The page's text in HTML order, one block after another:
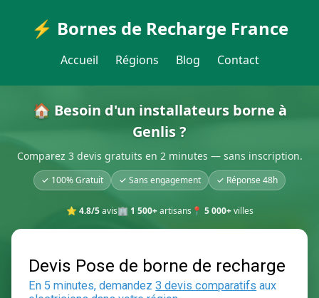
⚡ Bornes de Recharge France
Accueil Régions Blog Contact
🏠 Besoin d'un installateurs borne à
Genlis ?
Comparez 3 devis gratuits en 2 minutes — sans inscription.
✓ 100% Gratuit ✓ Sans engagement ✓ Réponse 48h
⭐ 4.8/5avis🏢 1 500+artisans 📍 5 000+villes